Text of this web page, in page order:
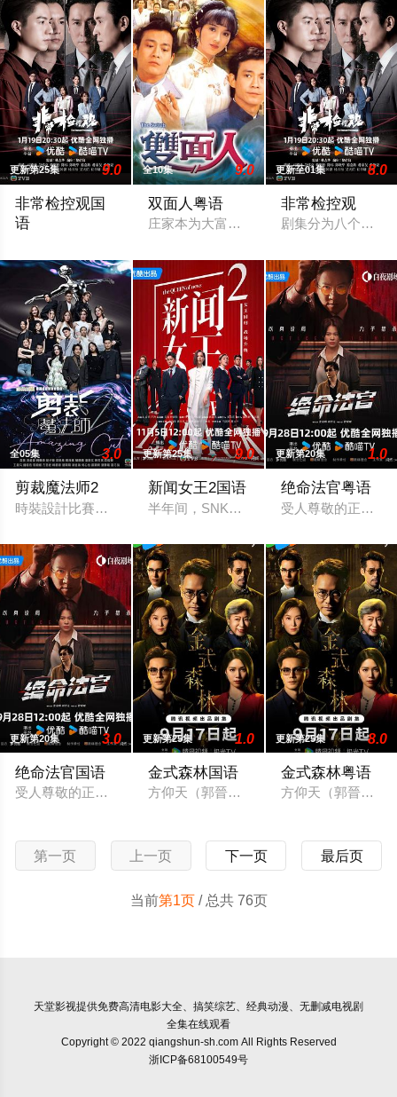
更新第25集 9.0
非常检控观国
语
全10集 9.0
双面人粤语
庄家本为大富之家，但因家道中落，经济
更新至01集 8.0
非常检控观
剧集分为八个单元
全05集 3.0
剪裁魔法师2
時裝設計比賽《剪裁魔法師2》由森美、馮盈盈擔任主持，召集
更新第25集 9.0
新闻女王2国语
半年间，SNK剧变，总监余英飞离职、门
更新第20集 1.0
绝命法官粤语
受人尊敬的正义法
更新第20集 3.0
绝命法官国语
受人尊敬的正义法官秦誉（张家辉 饰），为掩盖儿子交通肇事
更新第25集 1.0
金式森林国语
方仰天（郭晉安 飾）領導著百億方氏商
更新第25集 8.0
金式森林粤语
方仰天（郭晉安 飾
第一页 上一页 下一页 最后页
当前第1页/ 总共 76页
天堂影视提供免费高清电影大全、搞笑综艺、经典动漫、无删减电视剧
全集在线观看
Copyright © 2022 qiangshun-sh.com All Rights Reserved
浙ICP备68100549号